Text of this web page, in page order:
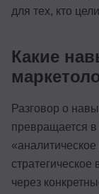
для тех, кто
Какие
Разговор о
превращается в
через